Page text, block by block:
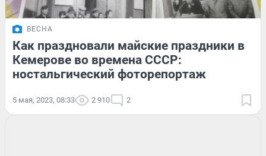
ВЕСНА
Как праздновали майские праздники в
Кемерове во времена СССР:
ностальгический фоторепортаж
5 мая, 2023, 08:33 2 910 2